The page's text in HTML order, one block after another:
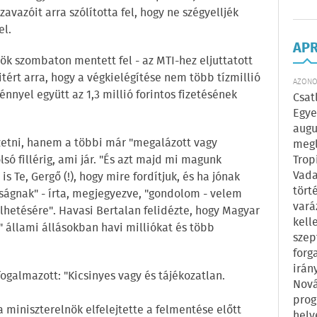
arra szólította fel, hogy ne szégyelljék
szombaton mentett fel - az MTI-hez eljuttatott
arra, hogy a végkielégítése nem több tízmillió
együtt az 1,3 millió forintos fizetésének
hanem a többi már "megalázott vagy
fillérig, ami jár. "És azt majd mi magunk
Te, Gergő (!), hogy mire fordítjuk, és ha jónak
- írta, megjegyezve, "gondolom - velem
Havasi Bertalan felidézte, hogy Magyar
állami állásokban havi milliókat és több
"Kicsinyes vagy és tájékozatlan.
miniszterelnök elfelejtette a felmentése előtt